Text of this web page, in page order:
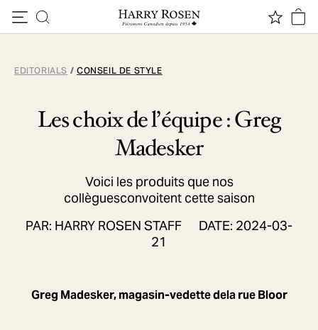
EDITORIALS / CONSEIL DE STYLE
Les choix de l’équipe : Greg
Madesker
Voici les produits que nos
collèguesconvoitent cette saison
PAR: HARRY ROSEN STAFF
DATE: 2024-03-
21
Greg Madesker, magasin-vedette dela rue Bloor